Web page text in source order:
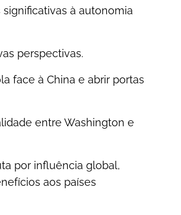
à autonomia
perspectivas.
face à China e abrir portas
entre Washington e
por influência global,
aos países